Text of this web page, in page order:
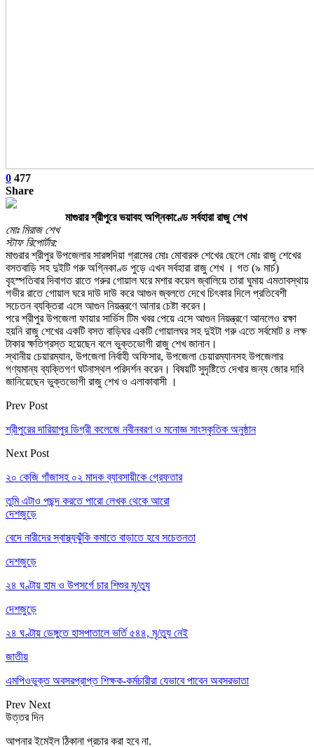
0 477
Share
মাগুরার শ্রীপুরে ভয়াবহ অগ্নিকাণ্ডে সর্বহারা রাজু শেখ
মোঃ মিরাজ শেখ
স্টাফ রিপোর্টার:
মাগুরার শ্রীপুর উপজেলার সারঙ্গদিয়া গ্রামের মোঃ মোবারক শেখের ছেলে মোঃ রাজু শেখের
বসতবাড়ি সহ দুইটি গরু অগ্নিকাণ্ড পুড়ে এখন সর্বহারা রাজু শেখ । গত (৯ মার্চ)
বৃহস্পতিবার দিবাগত রাতে গরুর গোয়াল ঘরে মশার কয়েল জ্বালিয়ে তারা ঘুমায় এমতাবস্থায়
গভীর রাতে গোয়াল ঘরে দাউ দাউ করে আগুন জ্বলতে দেখে চিৎকার দিলে প্রতিবেশী
সচেতন ব্যক্তিরা এসে আগুন নিয়ন্ত্রণে আনার চেষ্টা করেন।
পরে শ্রীপুর উপজেলা ফায়ার সার্ভিস টিম খবর পেয়ে এসে আগুন নিয়ন্ত্রণে আনলেও রক্ষা
হয়নি রাজু শেখের একটি বসত বাড়িঘর একটি গোয়ালঘর সহ দুইটা গরু এতে সর্বমোট ৪ লক্ষ
টাকার ক্ষতিগ্রস্ত হয়েছেন বলে ভুক্তভোগী রাজু শেখ জানান।
স্থানীয় চেয়ারম্যান, উপজেলা নির্বাহী অফিসার, উপজেলা চেয়ারম্যানসহ উপজেলার
গণ্যমান্য ব্যক্তিগণ ঘটনাস্থল পরিদর্শন করেন। বিষয়টি সুদৃষ্টিতে দেখার জন্য জোর দাবি
জানিয়েছেন ভুক্তভোগী রাজু শেখ ও এলাকাবাসী ।
Prev Post
শ্রীপুরের দারিয়াপুর ডিগ্রী কলেজে নবীনবরণ ও মনোজ্ঞ সাংস্কৃতিক অনুষ্ঠান
Next Post
২০ কেজি গাঁজাসহ ০২ মাদক ব্যাবসায়ীকে গ্রেফতার
তুমি এটাও পছন্দ করতে পারো লেখক থেকে আরো
দেশজুড়ে
বেদে নারীদের স্বাস্থ্যঝুঁকি কমাতে বাড়াতে হবে সচেতনতা
দেশজুড়ে
২৪ ঘণ্টায় হাম ও উপসর্গে চার শিশুর মৃ/ত্যু
দেশজুড়ে
২৪ ঘণ্টায় ডেঙ্গুতে হাসপাতালে ভর্তি ৫৪৪, মৃ/ত্যু নেই
জাতীয়
এমপিওভুক্ত অবসরপ্রাপ্ত শিক্ষক-কর্মচারীরা যেভাবে পাবেন অবসরভাতা
Prev Next
উত্তর দিন
আপনার ইমেইল ঠিকানা প্রচার করা হবে না.